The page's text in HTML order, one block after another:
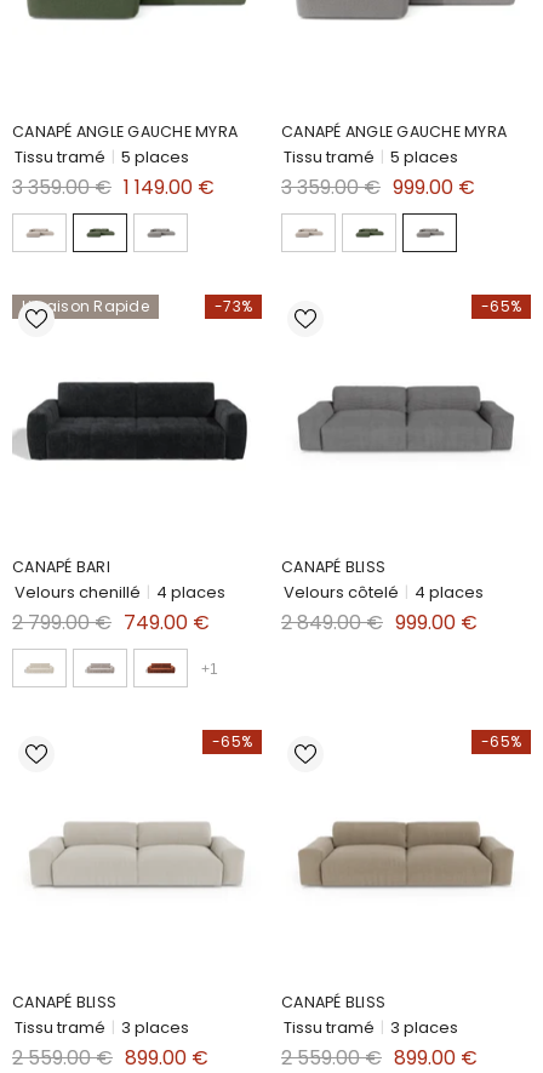
CANAPÉ ANGLE GAUCHE MYRA
Tissu tramé | 5 places
3 359.00 € 1 149.00 €
CANAPÉ ANGLE GAUCHE MYRA
Tissu tramé | 5 places
3 359.00 € 999.00 €
-73%
Livraison Rapide
CANAPÉ BARI
Velours chenillé | 4 places
2 799.00 € 749.00 €
+1
-65%
CANAPÉ BLISS
Velours côtelé | 4 places
2 849.00 € 999.00 €
-65%
CANAPÉ BLISS
Tissu tramé | 3 places
2 559.00 € 899.00 €
-65%
CANAPÉ BLISS
Tissu tramé | 3 places
2 559.00 € 899.00 €